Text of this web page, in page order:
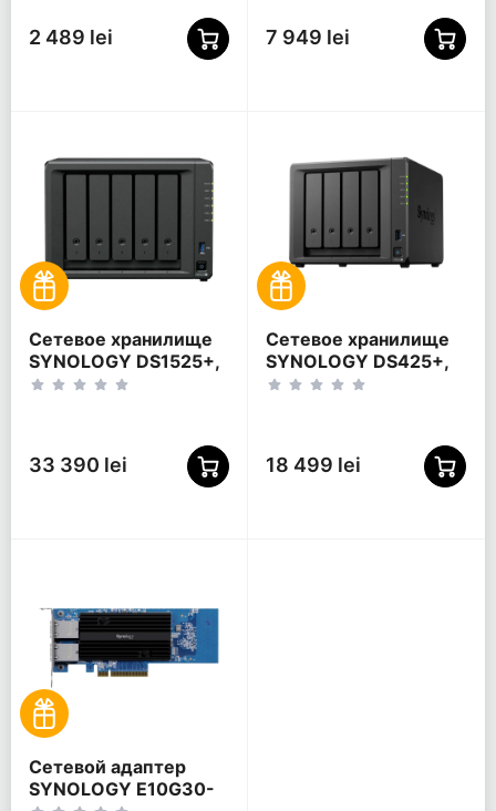
2 489 lei 7 949 lei
Сетевое хранилище
SYNOLOGY DS1525+,
Черный
33 390 lei
Сетевое хранилище
SYNOLOGY DS425+,
Черный
18 499 lei
Сетевой адаптер
SYNOLOGY E10G30-